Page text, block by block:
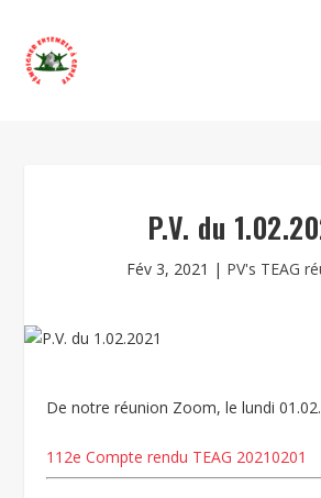
P.V. du
Fév 3, 2021 | PV's TEAG
De notre réunion Zoom, le lundi
112e Compte rendu TEAG 20210201